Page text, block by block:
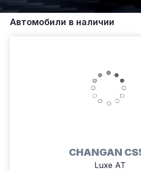
Автомобили в наличии
CHANGAN
Luxe АТ